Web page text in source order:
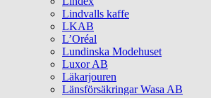
Lindvalls kaffe
LKAB
L’Oréal
Lundinska Modehuset
Luxor AB
Läkarjouren
Länsförsäkringar Wasa AB